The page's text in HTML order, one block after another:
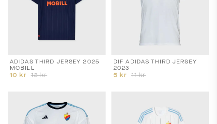
och
leverans
och
leveransland
korrekta
ADIDAS THIRD JERSEY 2025
MOBILL
10 kr 13kr
DIF ADIDAS THIRD JERSEY
2023
5 kr 11kr